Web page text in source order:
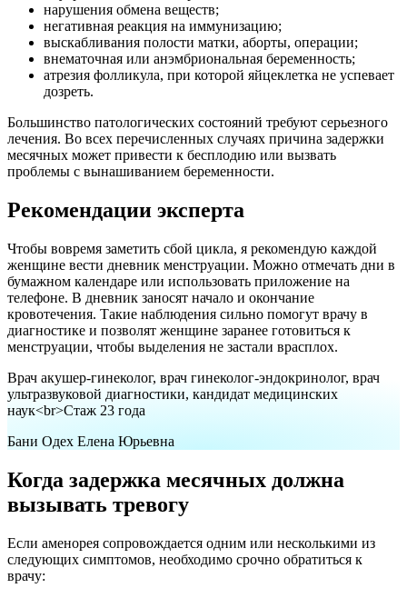
нарушения обмена веществ;
негативная реакция на иммунизацию;
выскабливания полости матки, аборты, операции;
внематочная или анэмбриональная беременность;
атрезия фолликула, при которой яйцеклетка не успевает
дозреть.
Большинство патологических состояний требуют серьезного
лечения. Во всех перечисленных случаях причина задержки
месячных может привести к бесплодию или вызвать
проблемы с вынашиванием беременности.
Рекомендации эксперта
Чтобы вовремя заметить сбой цикла, я рекомендую каждой
женщине вести дневник менструации. Можно отмечать дни в
бумажном календаре или использовать приложение на
телефоне. В дневник заносят начало и окончание
кровотечения. Такие наблюдения сильно помогут врачу в
диагностике и позволят женщине заранее готовиться к
менструации, чтобы выделения не застали врасплох.
Врач акушер-гинеколог, врач гинеколог-эндокринолог, врач
ультразвуковой диагностики, кандидат медицинских
наук<br>Стаж 23 года
Бани Одех Елена Юрьевна
Когда задержка месячных должна
вызывать тревогу
Если аменорея сопровождается одним или несколькими из
следующих симптомов, необходимо срочно обратиться к
врачу: